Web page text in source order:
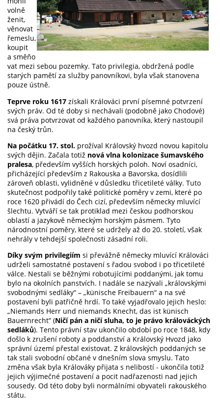
volně
ženit,
věnovat
řemeslu,
koupit
a směňo
vat mezi sebou pozemky. Tato privilegia, obdržená podle
starých pamětí za služby panovníkovi, byla však stanovena
pouze ústně.
Teprve roku 1617 získali Králováci první písemné potvrzení
svých práv. Od té doby si nechávali (podobně jako Chodové)
svá práva potvrzovat od každého panovníka, který nastoupil
na český trůn.
Na počátku 17. stol. prožíval Královský hvozd novou kapitolu
svých dějin. Začala totiž nová vlna kolonizace šumavského
pralesa, především vyšších horských poloh. Noví osadníci,
přicházející především z Rakouska a Bavorska, dosídlili
zároveň oblasti, vylidněné v důsledku třicetileté války. Tuto
skutečnost podpořily také politické poměry v zemi, které po
roce 1620 přivádí do Čech cizí, především německy mluvící
šlechtu. Vytváří se tak protiklad mezi českou podhorskou
oblastí a jazykově německým horským pásmem. Tyto
národnostní poměry, které se udržely až do 20. století, však
nehrály v tehdejší společnosti zásadní roli.
Díky svým privilegiím si převážně německy mluvící Králováci
udrželi samostatné postavení s řadou svobod i po třicetileté
válce. Nestali se běžnými robotujícími poddanými, jak tomu
bylo na okolních panstvích. I nadále se nazývali „královskými
svobodnými sedláky“ – „künische Freibauern“ a na své
postavení byli patřičně hrdí. To také vyjadřovalo jejich heslo:
„Niemands Herr und niemands Knecht, das ist künisch
Bauernrecht“ (Ničí pán a ničí sluha, to je právo králováckých
sedláků). Tento právní stav ukončilo období po roce 1848, kdy
došlo k zrušení roboty a poddanství a Královský Hvozd jako
správní území přestal existovat. Z královských poddaných se
tak stali svobodní občané v dnešním slova smyslu. Tato
změna však byla Králováky přijata s nelibostí - ukončila totiž
jejich výjimečné postavení a pocit nadřazenosti nad jejich
sousedy. Od této doby byli normálními obyvateli rakouského
státu.